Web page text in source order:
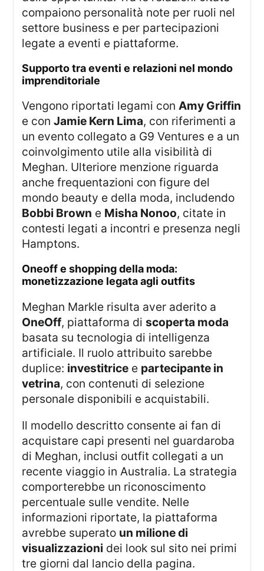
compaiono personalità note per ruoli nel
settore business e per partecipazioni
legate a eventi e piattaforme.
supporto tra eventi e relazioni nel mondo
imprenditoriale
Vengono riportati legami conAmy Griffin
e conJamie Kern Lima, con riferimenti a
un evento collegato a G9 Ventures e a un
coinvolgimento utile alla visibilità di
Meghan. Ulteriore menzione riguarda
anche frequentazioni con figure del
mondo beauty e della moda, includendo
Bobbi Brown e Misha Nonoo, citate in
contesti legati a incontri e presenza negli
Hamptons.
oneoff e shopping della moda:
monetizzazione legata agli outfits
Meghan Markle risulta aver aderito a
OneOff, piattaforma discoperta moda
basata su tecnologia di intelligenza
artificiale. Il ruolo attribuito sarebbe
duplice: investitrice e partecipante in
vetrina, con contenuti di selezione
personale disponibili e acquistabili.
Il modello descritto consente ai fan di
acquistare capi presenti nel guardaroba
di Meghan, inclusi outfit collegati a un
recente viaggio in Australia. La strategia
comporterebbe un riconoscimento
percentuale sulle vendite. Nelle
informazioni riportate, la piattaforma
avrebbe superato un milione di
visualizzazioni dei look sul sito nei primi
tre giorni dal lancio della pagina.